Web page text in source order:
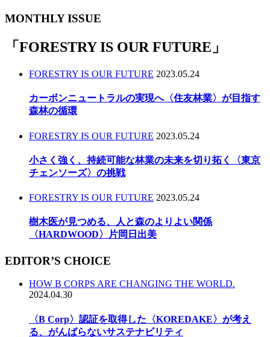
MONTHLY ISSUE
「 FORESTRY IS OUR FUTURE 」
FORESTRY IS OUR FUTURE 2023.05.24
カーボンニュートラルの実現へ〈住友林業〉が目指す
森林の循環
FORESTRY IS OUR FUTURE 2023.05.24
小さく強く、持続可能な林業の未来を切り拓く〈東京
チェンソーズ〉の挑戦
FORESTRY IS OUR FUTURE 2023.05.24
樹木医が見つめる、人と森のよりよい関係
〈HARDWOOD〉片岡日出美
EDITOR’S CHOICE
HOW B CORPS ARE CHANGING THE WORLD.
2024.04.30
〈B Corp〉認証を取得した〈KOREDAKE〉が考え
る、がんばらないサステナビリティ